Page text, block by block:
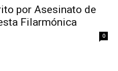
por Asesinato de
Filarmónica
0